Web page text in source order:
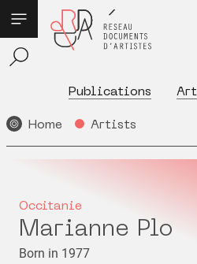
Publications
Home Artists
Occitanie
Marianne Plo
Born in 1977